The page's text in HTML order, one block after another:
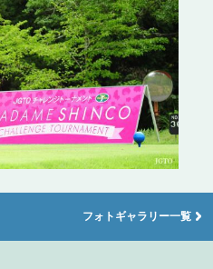
フォトギャラリー一覧